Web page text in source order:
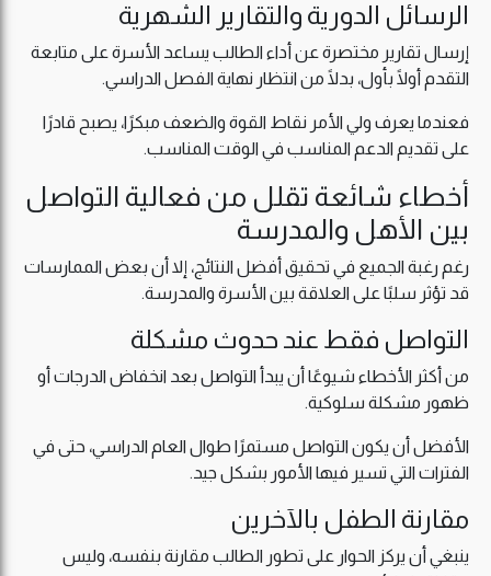
الرسائل الدورية والتقارير الشهرية
إرسال تقارير مختصرة عن أداء الطالب يساعد الأسرة على متابعة
التقدم أولًا بأول، بدلًا من انتظار نهاية الفصل الدراسي.
فعندما يعرف ولي الأمر نقاط القوة والضعف مبكرًا، يصبح قادرًا
على تقديم الدعم المناسب في الوقت المناسب.
أخطاء شائعة تقلل من فعالية التواصل
بين الأهل والمدرسة
رغم رغبة الجميع في تحقيق أفضل النتائج، إلا أن بعض الممارسات
قد تؤثر سلبًا على العلاقة بين الأسرة والمدرسة.
التواصل فقط عند حدوث مشكلة
من أكثر الأخطاء شيوعًا أن يبدأ التواصل بعد انخفاض الدرجات أو
ظهور مشكلة سلوكية.
الأفضل أن يكون التواصل مستمرًا طوال العام الدراسي، حتى في
الفترات التي تسير فيها الأمور بشكل جيد.
مقارنة الطفل بالآخرين
ينبغي أن يركز الحوار على تطور الطالب مقارنة بنفسه، وليس